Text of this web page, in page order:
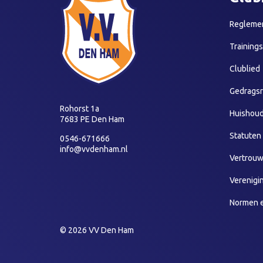
Rohorst 1a
7683 PE Den Ham
0546-671666
info@vvdenham.nl
Clublied
Statuten
Normen
© 2026 VV Den Ham